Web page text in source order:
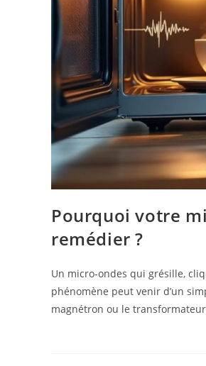
Pourquoi votre
remédier ?
Un micro-ondes qui grésille,
phénomène peut venir d’un
magnétron ou le